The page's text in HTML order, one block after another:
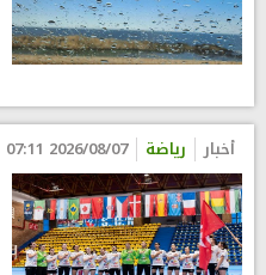
أخبار رياضة 2026/08/07 07:11